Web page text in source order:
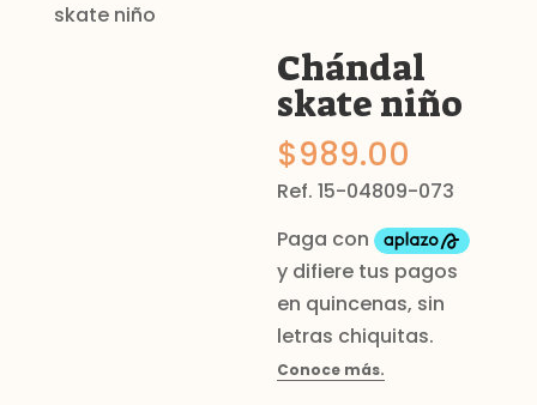
skate niño
Chándal
skate niño
$989.00
Ref. 15-04809-073